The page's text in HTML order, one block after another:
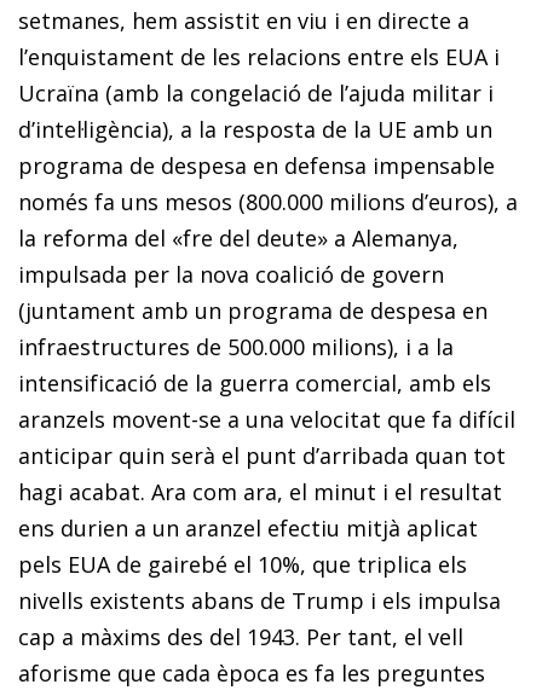
setmanes, hem assistit en viu i en directe a
l’enquistament de les relacions entre els EUA i
Ucraïna (amb la congelació de l’ajuda militar i
d’intel·ligència), a la resposta de la UE amb un
programa de despesa en defensa impensable
només fa uns mesos (800.000 milions d’euros), a
la reforma del «fre del deute» a Alemanya,
impulsada per la nova coalició de govern
(juntament amb un programa de despesa en
infraestructures de 500.000 milions), i a la
intensificació de la guerra comercial, amb els
aranzels mo­­vent-se a una velocitat que fa difícil
anticipar quin serà el punt d’arribada quan tot
hagi acabat. Ara com ara, el minut i el resultat
ens durien a un aranzel efectiu mitjà aplicat
pels EUA de gairebé el 10%, que triplica els
nivells existents abans de Trump i els impulsa
cap a màxims des del 1943. Per tant, el vell
aforisme que cada època es fa les preguntes